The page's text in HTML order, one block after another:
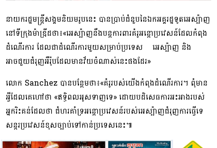
នាយករដ្ឋមន្ត្រីសង្គមនិយមរូបនេះ បានប្រាប់ជំនួបនៃឯកអគ្គរដ្ឋទូតអេស្ប៉ាញ
នៅទីក្រុងម៉ាឌ្រីដថា៖«អេស្ប៉ាញនឹងបន្តការពារគំរូអន្តោប្រវេសន៍ដែលកំពុង
ដំណើរការ ដែលជាដំណើរការមួយសម្រាប់ប្រទេស អេស្ប៉ាញ និង
អាចជួយជំរុញអឺរ៉ុបដែលមានវ័យចំណាស់នេះផងដែរ»
លោក Sanchez បានបន្ថែមថា៖«គំរូរបស់យើងកំពុងដំណើរការ។ ពុំមាន
អ្វីដែលគេហៅថា «ឥទ្ធិពលអូសទាញទេ» ដោយបដិសេធការអះអាងរបស់
អ្នករិះគន់ដែលថា ជំហរគាំទ្រអន្តោប្រវេសន៍របស់អេស្ប៉ាញជំរុញការធ្វើទេ
សន្តរប្រវេសន៍ខុសច្បាប់ទៅកាន់ប្រទេសនេះ៕